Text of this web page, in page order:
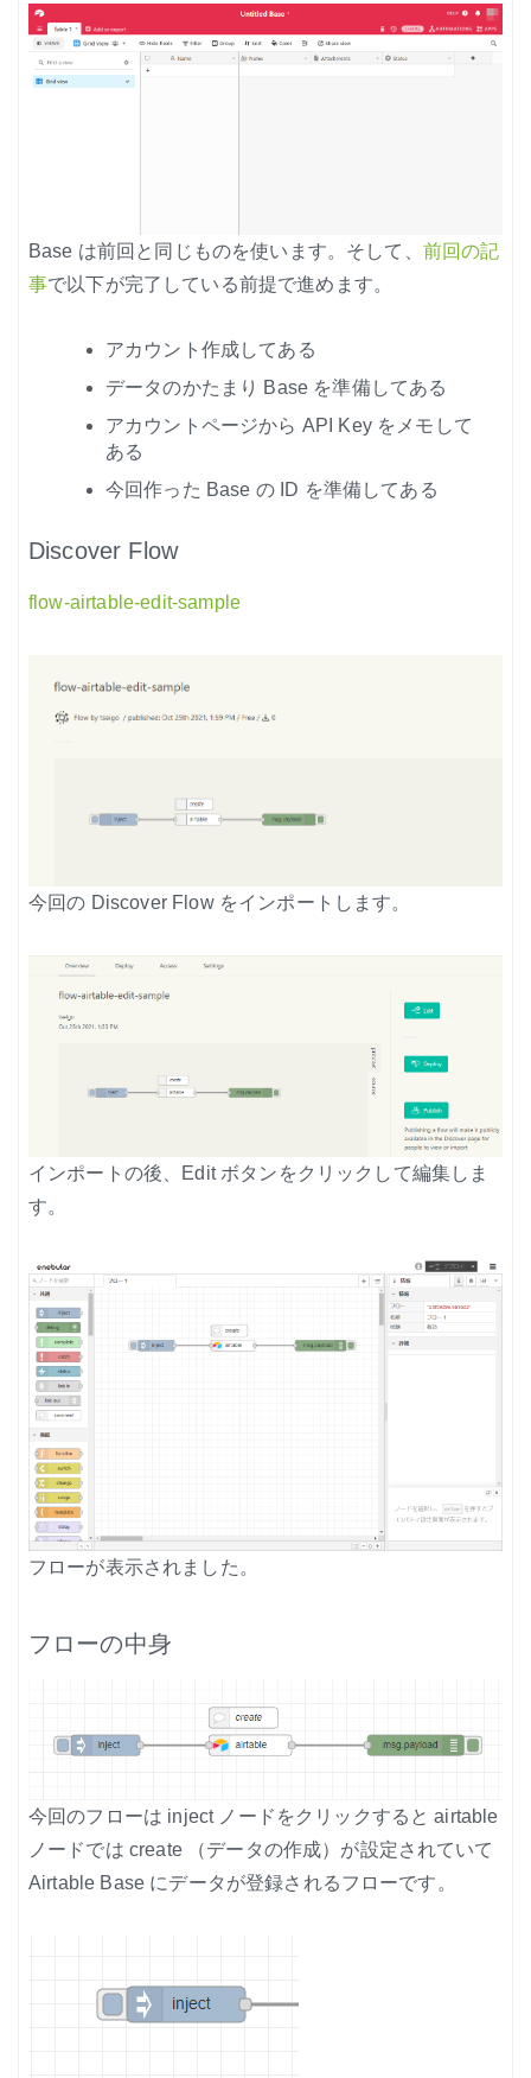
Node-RED にゅーびーず
Base は前回と同じものを使います。そして、 前回の記
事で以下が完了している前提で進めます。
アカウント作成してある
データのかたまり Base を準備してある
アカウントページから API Key をメモして
ある
今回作った Base の ID を準備してある
Discover Flow
flow-airtable-edit-sample
今回の Discover Flow をインポートします。
インポートの後、Edit ボタンをクリックして編集しま
す。
フローが表示されました。
フローの中身
今回のフローは inject ノードをクリックすると airtable
ノードでは create （データの作成）が設定されていて
Airtable Base にデータが登録されるフローです。